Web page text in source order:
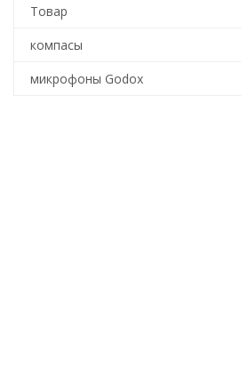
Товар
компасы
микрофоны Godox